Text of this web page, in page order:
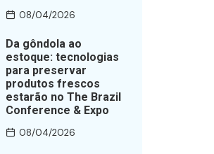
08/04/2026
Da gôndola ao
estoque: tecnologias
para preservar
produtos frescos
estarão no The Brazil
Conference & Expo
08/04/2026